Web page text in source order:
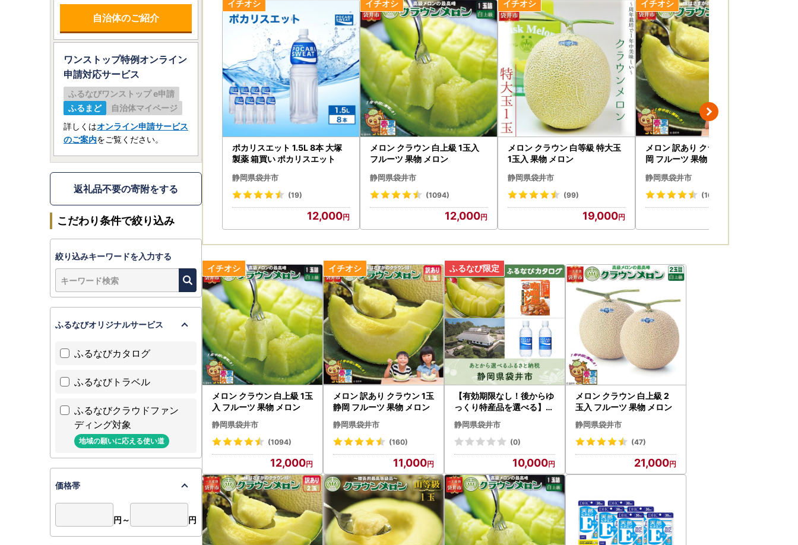
ポカリスエット 1.5L 8本 大塚
製薬 箱買い ポカリスエット
静岡県袋井市
(19)
12,000
メロン クラウン 白上級 1玉入
フルーツ 果物 メロン
静岡県袋井市
(1094)
12,000
メロン クラウン 白等級 特大玉
1玉入 果物 メロン
静岡県袋井市
(99)
19,000
メロン 訳あり クラウン 1玉 静
岡 フルーツ 果物 メロン
静岡県袋井市
(160)
メロン クラウン 白上級 1玉
入 フルーツ 果物 メロン
静岡県袋井市
(1094)
12,000
メロン 訳あり クラウン 1玉
静岡 フルーツ 果物 メロン
静岡県袋井市
(160)
11,000
【有効期限なし！後からゆ
っくり特産品を選べる】静
岡県袋井市カタログポイン
ト
静岡県袋井市
(0)
10,000
メロン クラウン 白上級 2
玉入 フルーツ 果物 メロン
静岡県袋井市
(47)
21,000
自治体のご紹介
ワンストップ特例オンライン
申請対応サービス
ふるなびワンストップ e申請
ふるまど
自治体マイページ
詳しくはオンライン申請サービス
のご案内をご覧ください。
返礼品不要の寄附をする
こだわり条件で絞り込み
絞り込みキーワードを入力する
ふるなびオリジナルサービス
ふるなびカタログ
ふるなびトラベル
ふるなびクラウドファン
ディング対象
地域の願いに応える使い道
価格帯
円～ 円